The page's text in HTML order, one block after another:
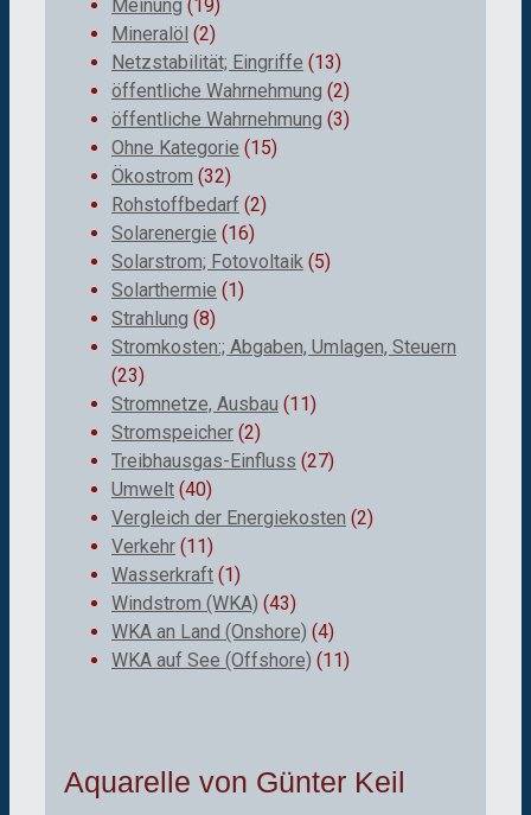
Meinung (19)
Mineralöl (2)
Netzstabilität; Eingriffe (13)
öffentliche Wahrnehmung (2)
öffentliche Wahrnehmung (3)
Ohne Kategorie (15)
Ökostrom (32)
Rohstoffbedarf (2)
Solarenergie (16)
Solarstrom; Fotovoltaik (5)
Solarthermie (1)
Strahlung (8)
Stromkosten:; Abgaben, Umlagen, Steuern
(23)
Stromnetze, Ausbau (11)
Stromspeicher (2)
Treibhausgas-Einfluss (27)
Umwelt (40)
Vergleich der Energiekosten (2)
Verkehr (11)
Wasserkraft (1)
Windstrom (WKA) (43)
WKA an Land (Onshore) (4)
WKA auf See (Offshore) (11)
Aquarelle von Günter Keil